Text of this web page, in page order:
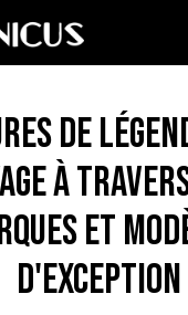
de
à
et
d'exception